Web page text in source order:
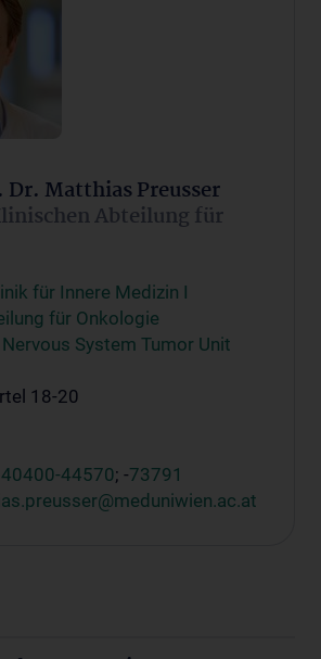
Matthias Preusser
Abteilung für
für Innere Medizin I
für Onkologie
System Tumor Unit
18-20
44570; -73791